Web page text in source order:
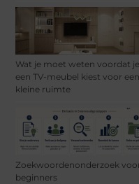
Wat je moet weten voordat je
een TV-meubel kiest voor een
kleine ruimte
Zoekwoordenonderzoek
beginners